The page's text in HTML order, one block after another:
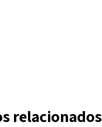
relacionados